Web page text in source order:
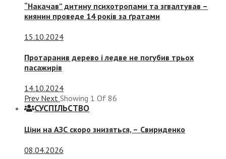
“Накачав” дитину психотропами та згвалтував –
киянин проведе 14 років за ґратами
15.10.2024
Протаранив дерево і ледве не погубив трьох
пасажирів
14.10.2024
Prev Next Showing 1 Of 86
СУСПIЛЬСТВО
Ціни на АЗС скоро знизяться, – Свириденко
08.04.2026